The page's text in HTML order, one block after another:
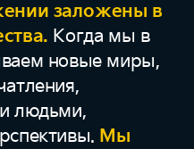
заложены в
Когда мы в
новые миры,
людьми,
Мы